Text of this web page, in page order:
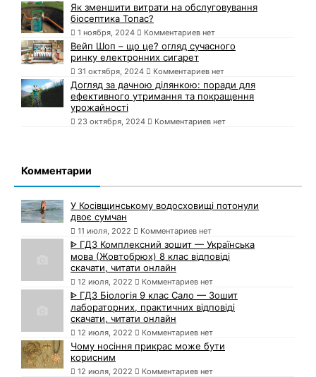
Як зменшити витрати на обслуговування
біосептика Топас?
1 ноября, 2024 Комментариев нет
Вейп Шоп – що це? огляд сучасного
ринку електронних сигарет
31 октября, 2024 Комментариев нет
Догляд за дачною ділянкою: поради для
ефективного утримання та покращення
урожайності
23 октября, 2024 Комментариев нет
Комментарии
У Косівщинському водосховищі потонули
двоє сумчан
11 июля, 2022 Комментариев нет
ᐈ ГДЗ Комплексний зошит — Українська
мова (Жовтобрюх) 8 клас відповіді
скачати, читати онлайн
12 июля, 2022 Комментариев нет
ᐈ ГДЗ Біологія 9 клас Сало — Зошит
лабораторних, практичних відповіді
скачати, читати онлайн
12 июля, 2022 Комментариев нет
Чому носіння прикрас може бути
корисним
12 июля, 2022 Комментариев нет